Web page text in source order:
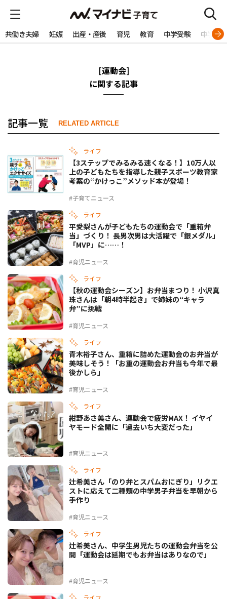
共働き夫婦 妊娠 出産・産後 育児 教育 中学受験 中学生
[運動会]
に関する記事
記事一覧 RELATED ARTICLE
ライフ
#子育てニュース
【3ステップでみるみる速くなる！】10万人以
上の子どもたちを指導した親子スポーツ教育家
考案の“かけっこ”メソッド本が登場！
ライフ
#育児ニュース
平愛梨さんが子どもたちの運動会で「重箱弁
当」づくり！ 長男次男は大活躍で「銀メダル」
「MVP」に……！
ライフ
#育児ニュース
【秋の運動会シーズン】お弁当まつり！ 小沢真
珠さんは「朝4時半起き」で姉妹の“キャラ
弁”に挑戦
ライフ
#育児ニュース
青木裕子さん、重箱に詰めた運動会のお弁当が
美味しそう！「お重の運動会お弁当も今年で最
後かしら」
ライフ
#育児ニュース
紺野あさ美さん、運動会で疲労MAX！ イヤイ
ヤモード全開に「過去いち大変だった」
ライフ
#育児ニュース
辻希美さん「のり弁とスパムおにぎり」リクエ
ストに応えて二種類の中学男子弁当を早朝から
手作り
ライフ
#育児ニュース
辻希美さん、中学生男児たちの運動会弁当を公
開「運動会は延期でもお弁当はありなので」